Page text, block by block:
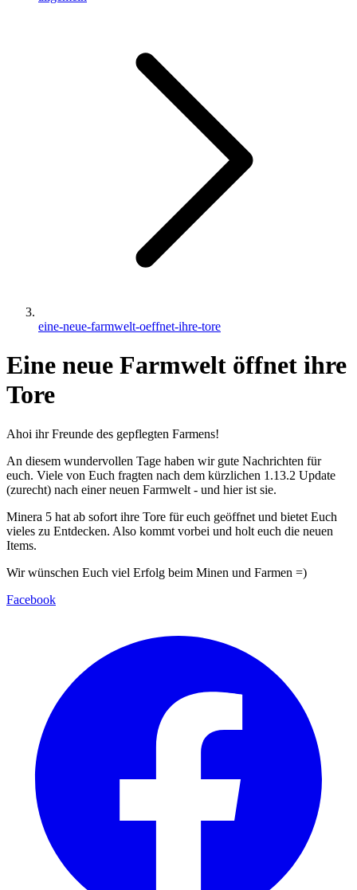
eine-neue-farmwelt-oeffnet-ihre-tore
Eine neue Farmwelt öffnet ihre
Tore
Ahoi ihr Freunde des gepflegten Farmens!
An diesem wundervollen Tage haben wir gute Nachrichten für
euch. Viele von Euch fragten nach dem kürzlichen 1.13.2 Update
(zurecht) nach einer neuen Farmwelt - und hier ist sie.
Minera 5 hat ab sofort ihre Tore für euch geöffnet und bietet Euch
vieles zu Entdecken. Also kommt vorbei und holt euch die neuen
Items.
Wir wünschen Euch viel Erfolg beim Minen und Farmen =)
Facebook